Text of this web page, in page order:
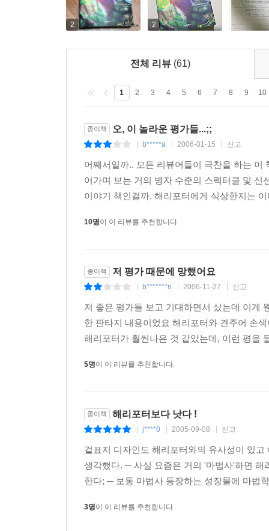
2 2
전체 리뷰 (61)
1 2 3 4 5 6 7 8 9 10
종이책 오, 이 놀라운 평가들...;;
b*****a 2006-01-15 신고
어째서일까.. 모든 리뷰어들이 극찬을 하는
어가며 보는 거의 병자 수준의 스펙터클 및
이야기 책인걸까. 해리포터에게 식상한지는
10명이 이 리뷰를 추천합니다.
종이책 저 평가 때문에 망했어요
b*******n 2006-11-27 신고
저 좋은 평가들 보고 기대하면서 샀는데 이게
한 판타지 내용이었요 해리포터와 견주어 손
해리포터가 훨씬나은 것 같았는데, 이런 평을
5명이 이 리뷰를 추천합니다.
종이책 해리포터보다 낫다 !
j****0 2005-09-08 신고
겉표지 디자인도 해리포터와의 유사성이 있
생각했다. ─ 사실 요즘은 거의 '마법사'하면
한다; ─ 보통 마법사 등장하는 성장물에 마법
3명이 이 리뷰를 추천합니다.